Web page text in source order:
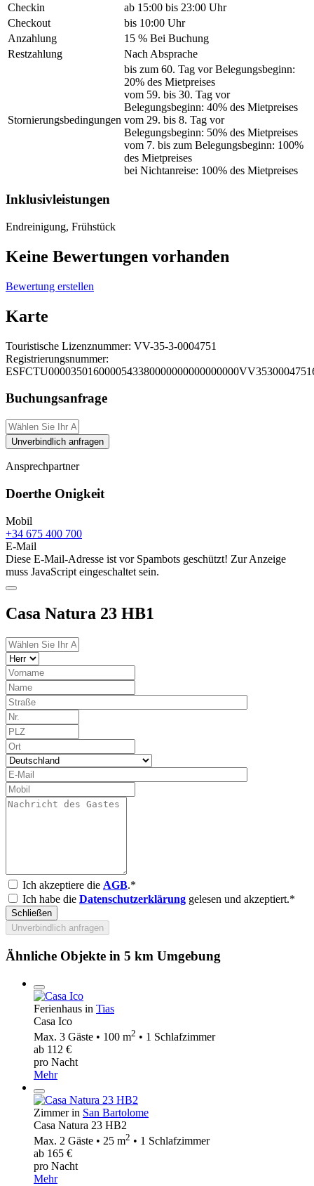
Checkin
ab 15:00 bis 23:00 Uhr
Checkout
bis 10:00 Uhr
Anzahlung
15 % Bei Buchung
Restzahlung
Nach Absprache
Stornierungsbedingungen
bis zum 60. Tag vor Belegungsbeginn:
20% des Mietpreises
vom 59. bis 30. Tag vor
Belegungsbeginn: 40% des Mietpreises
vom 29. bis 8. Tag vor
Belegungsbeginn: 50% des Mietpreises
vom 7. bis zum Belegungsbeginn: 100%
des Mietpreises
bei Nichtanreise: 100% des Mietpreises
Inklusivleistungen
Endreinigung, Frühstück
Keine Bewertungen vorhanden
Bewertung erstellen
Karte
Touristische Lizenznummer: VV-35-3-0004751
Registrierungsnummer:
Buchungsanfrage
Unverbindlich anfragen
Ansprechpartner
Doerthe Onigkeit
Mobil
+34 675 400 700
E-Mail
Diese E-Mail-Adresse ist vor Spambots geschützt! Zur Anzeige
muss JavaScript eingeschaltet sein.
Casa Natura 23 HB1
Ich akzeptiere die AGB.*
Ich habe die Datenschutzerklärung gelesen und akzeptiert.*
Schließen
Unverbindlich anfragen
Ähnliche Objekte in 5 km Umgebung
Ferienhaus in Tias
Casa Ico
Max. 3 Gäste • 100 m2 • 1 Schlafzimmer
ab 112 €
pro Nacht
Mehr
Zimmer in San Bartolome
Casa Natura 23 HB2
Max. 2 Gäste • 25 m2 • 1 Schlafzimmer
ab 165 €
pro Nacht
Mehr